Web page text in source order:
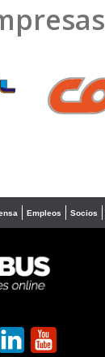
Empleos Socios